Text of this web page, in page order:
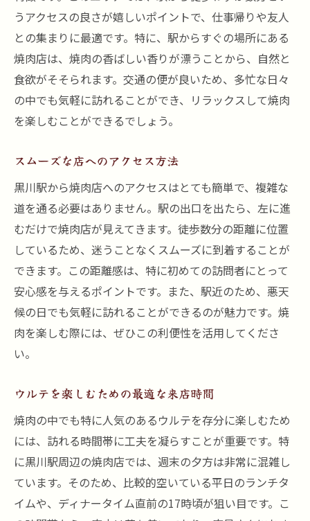
うアクセスの良さが嬉しいポイントで、仕事帰りや友人
との集まりに最適です。特に、駅からすぐの場所にある
焼肉店は、焼肉の香ばしい香りが漂うことから、自然と
食欲がそそられます。交通の便が良いため、多忙な日々
の中でも気軽に訪れることができ、リラックスして焼肉
を楽しむことができるでしょう。
スムーズな店へのアクセス方法
黒川駅から焼肉店へのアクセスはとても簡単で、複雑な
道を通る必要はありません。駅の出口を出たら、左に進
むだけで焼肉店が見えてきます。徒歩数分の距離に位置
しているため、迷うことなくスムーズに到着することが
できます。この距離感は、特に初めての訪問者にとって
安心感を与えるポイントです。また、駅近のため、悪天
候の日でも気軽に訪れることができるのが魅力です。焼
肉を楽しむ際には、ぜひこの利便性を活用してくださ
い。
ウルテを楽しむための最適な来店時間
焼肉の中でも特に人気のあるウルテを存分に楽しむため
には、訪れる時間帯に工夫を凝らすことが重要です。特
に黒川駅周辺の焼肉店では、週末の夕方は非常に混雑し
ています。そのため、比較的空いている平日のランチタ
イムや、ディナータイム直前の17時頃が狙い目です。こ